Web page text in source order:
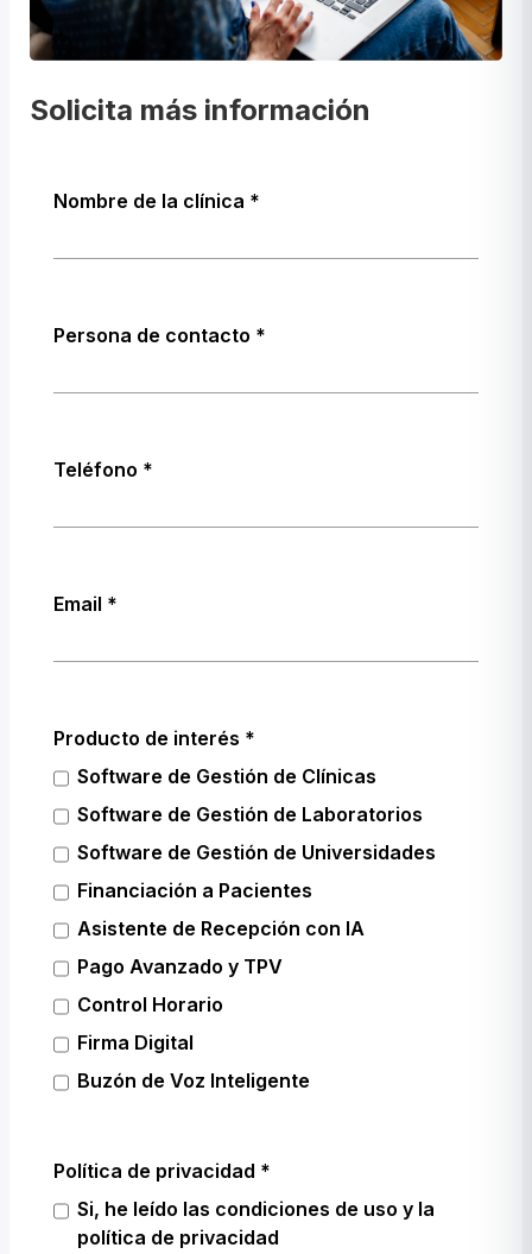
Solicita más información
Nombre de la clínica
Persona de contacto
Teléfono
Email
Producto de interés
Software de Gestión de Clínicas
Software de Gestión de Laboratorios
Software de Gestión de Universidades
Financiación a Pacientes
Asistente de Recepción con IA
Pago Avanzado y TPV
Control Horario
Firma Digital
Buzón de Voz Inteligente
Política de privacidad
Si, he leído las condiciones de uso y la
política de privacidad